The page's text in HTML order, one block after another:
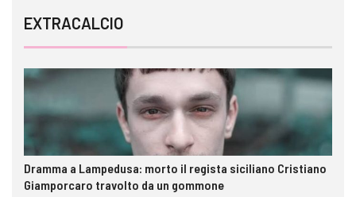
EXTRACALCIO
Dramma a Lampedusa: morto il regista siciliano Cristiano
Giamporcaro travolto da un gommone